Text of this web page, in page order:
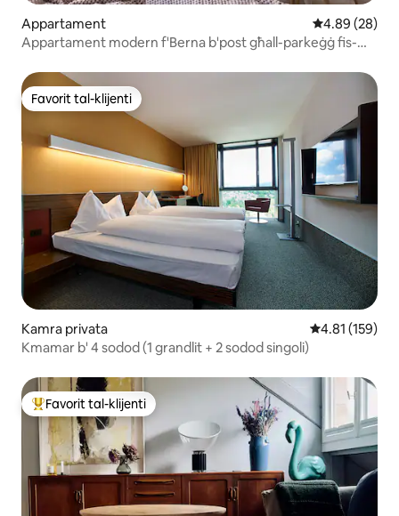
Appartament Rating medju
4.89 (28)
Appartament modern f'Berna b'post għall-parkeġġ fis-
Favorit tal-klijenti
Favorit tal-klijenti
Kamra privata Rating medju
4.81 (159)
Kmamar b' 4 sodod (1 grandlit + 2 sodod singoli)
Wieħed mill-aqwa favoriti tal-klijenti
Favorit tal-klijenti